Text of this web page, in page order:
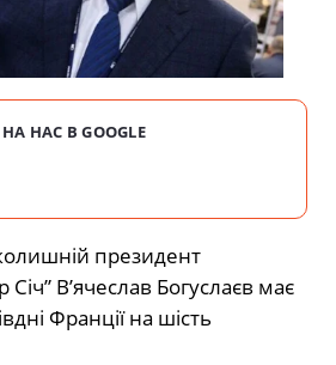
НАС В GOOGLE
президент
Січ” В’ячеслав Богуслаєв має
Франції на шість